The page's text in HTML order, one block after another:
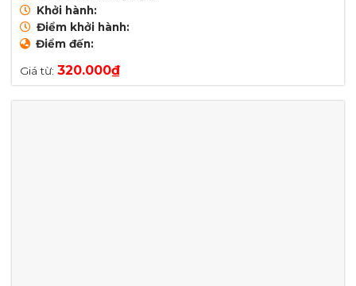
Khởi hành:
Điểm khởi hành:
Điểm đến:
Giá từ: 320.000₫